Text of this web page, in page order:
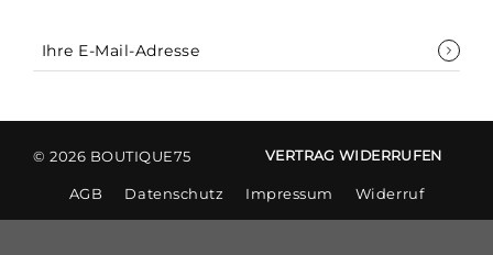
© 2026 BOUTIQUE75 VERTRAG WIDERRUFEN
AGB Datenschutz Impressum Widerruf